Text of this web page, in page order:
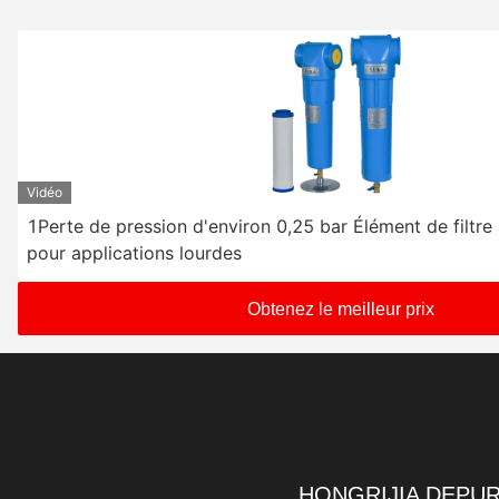
Vidéo
1Perte de pression d'environ 0,25 bar Élément de
pour applications lourdes
Obtenez le meilleur prix